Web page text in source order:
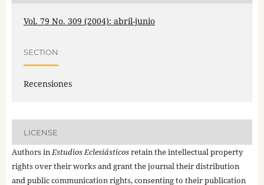
Vol. 79 No. 309 (2004): abril-junio
SECTION
Recensiones
LICENSE
Authors inEstudios Eclesiásticosretain the intellectual property
rights over their works and grant the journal their distribution
and public communication rights, consenting to their publication